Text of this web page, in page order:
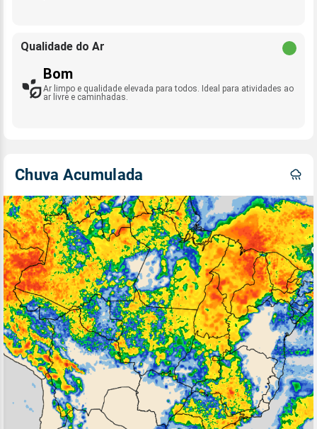
Qualidade do Ar
Bom
Ar limpo e qualidade elevada para todos. Ideal para atividades ao
ar livre e caminhadas.
Chuva Acumulada